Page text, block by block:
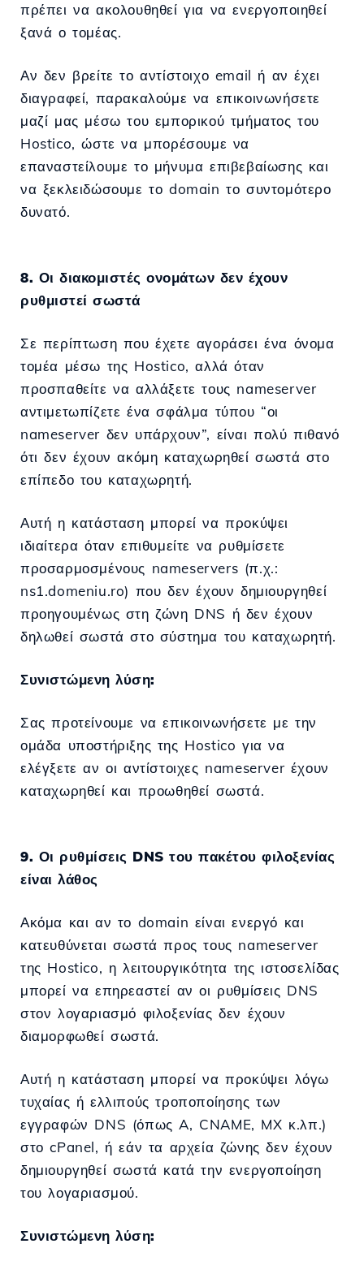
πρέπει να ακολουθηθεί για να ενεργοποιηθεί
ξανά ο τομέας.
Αν δεν βρείτε το αντίστοιχο email ή αν έχει
διαγραφεί, παρακαλούμε να επικοινωνήσετε
μαζί μας μέσω του εμπορικού τμήματος του
Hostico, ώστε να μπορέσουμε να
επαναστείλουμε το μήνυμα επιβεβαίωσης και
να ξεκλειδώσουμε το domain το συντομότερο
δυνατό.
8. Οι διακομιστές ονομάτων δεν έχουν
ρυθμιστεί σωστά
Σε περίπτωση που έχετε αγοράσει ένα όνομα
τομέα μέσω της Hostico, αλλά όταν
προσπαθείτε να αλλάξετε τους nameserver
αντιμετωπίζετε ένα σφάλμα τύπου “οι
nameserver δεν υπάρχουν”, είναι πολύ πιθανό
ότι δεν έχουν ακόμη καταχωρηθεί σωστά στο
επίπεδο του καταχωρητή.
Αυτή η κατάσταση μπορεί να προκύψει
ιδιαίτερα όταν επιθυμείτε να ρυθμίσετε
προσαρμοσμένους nameservers (π.χ.:
ns1.domeniu.ro) που δεν έχουν δημιουργηθεί
προηγουμένως στη ζώνη DNS ή δεν έχουν
δηλωθεί σωστά στο σύστημα του καταχωρητή.
Συνιστώμενη λύση:
Σας προτείνουμε να επικοινωνήσετε με την
ομάδα υποστήριξης της Hostico για να
ελέγξετε αν οι αντίστοιχες nameserver έχουν
καταχωρηθεί και προωθηθεί σωστά.
9. Οι ρυθμίσεις DNS του πακέτου φιλοξενίας
είναι λάθος
Ακόμα και αν το domain είναι ενεργό και
κατευθύνεται σωστά προς τους nameserver
της Hostico, η λειτουργικότητα της ιστοσελίδας
μπορεί να επηρεαστεί αν οι ρυθμίσεις DNS
στον λογαριασμό φιλοξενίας δεν έχουν
διαμορφωθεί σωστά.
Αυτή η κατάσταση μπορεί να προκύψει λόγω
τυχαίας ή ελλιπούς τροποποίησης των
εγγραφών DNS (όπως A, CNAME, MX κ.λπ.)
στο cPanel, ή εάν τα αρχεία ζώνης δεν έχουν
δημιουργηθεί σωστά κατά την ενεργοποίηση
του λογαριασμού.
Συνιστώμενη λύση: